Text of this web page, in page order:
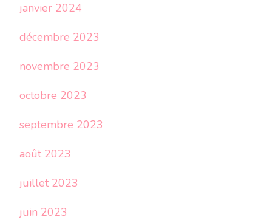
janvier 2024
décembre 2023
novembre 2023
octobre 2023
septembre 2023
août 2023
juillet 2023
juin 2023